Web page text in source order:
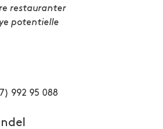
restauranter
potentielle
992 95 088